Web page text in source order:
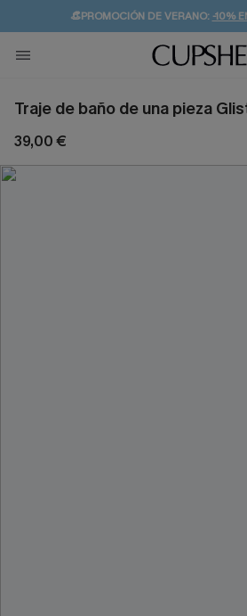
👒PROMOCIÓN DE VERANO:-10%
💌¡SUSCRIBIRSE & GANAR -
🚚ENVÍO GRATUITO A PARTIR
Traje de baño de una pieza
39,00 €